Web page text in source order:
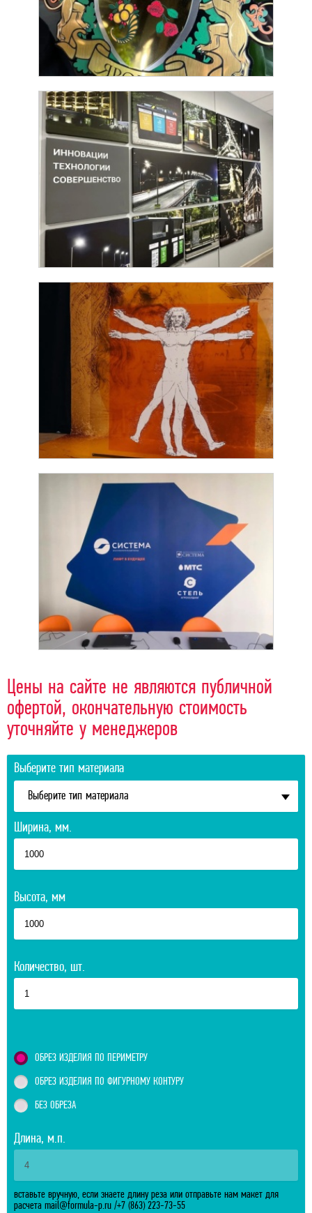
Цены на сайте не являются публичной
офертой, окончательную стоимость
уточняйте у менеджеров
Выберите тип материала
Выберите тип материала
Ширина, мм.
Высота, мм
Количество, шт.
ОБРЕЗ ИЗДЕЛИЯ ПО ПЕРИМЕТРУ
ОБРЕЗ ИЗДЕЛИЯ ПО ФИГУРНОМУ КОНТУРУ
БЕЗ ОБРЕЗА
Длина, м.п.
вставьте вручную, если знаете длину реза или отправьте нам макет для
расчета mail@formula-p.ru /+7 (863) 223-73-55